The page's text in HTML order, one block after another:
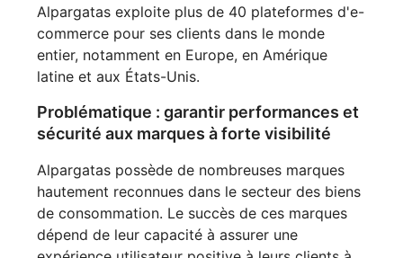
Alpargatas exploite plus de 40 plateformes d'e-
commerce pour ses clients dans le monde
entier, notamment en Europe, en Amérique
latine et aux États-Unis.
Problématique : garantir performances et
sécurité aux marques à forte visibilité
Alpargatas possède de nombreuses marques
hautement reconnues dans le secteur des biens
de consommation. Le succès de ces marques
dépend de leur capacité à assurer une